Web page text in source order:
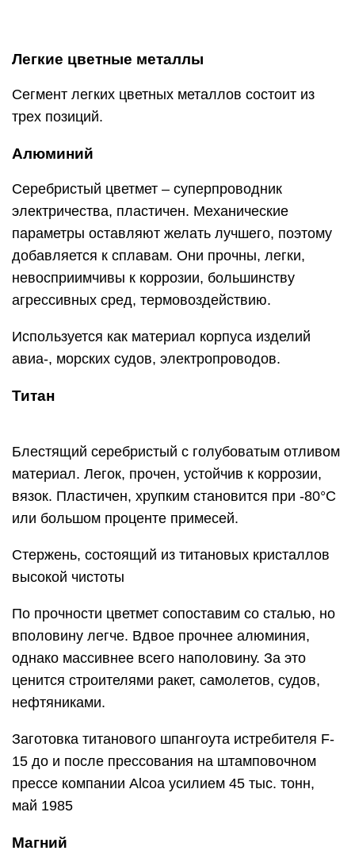
Легкие цветные металлы
Сегмент легких цветных металлов состоит из
трех позиций.
Алюминий
Серебристый цветмет – суперпроводник
электричества, пластичен. Механические
параметры оставляют желать лучшего, поэтому
добавляется к сплавам. Они прочны, легки,
невосприимчивы к коррозии, большинству
агрессивных сред, термовоздействию.
Используется как материал корпуса изделий
авиа-, морских судов, электропроводов.
Титан
Блестящий серебристый с голубоватым отливом
материал. Легок, прочен, устойчив к коррозии,
вязок. Пластичен, хрупким становится при -80°C
или большом проценте примесей.
Стержень, состоящий из титановых кристаллов
высокой чистоты
По прочности цветмет сопоставим со сталью, но
вполовину легче. Вдвое прочнее алюминия,
однако массивнее всего наполовину. За это
ценится строителями ракет, самолетов, судов,
нефтяниками.
Заготовка титанового шпангоута истребителя F-
15 до и после прессования на штамповочном
прессе компании Alcoa усилием 45 тыс. тонн,
май 1985
Магний